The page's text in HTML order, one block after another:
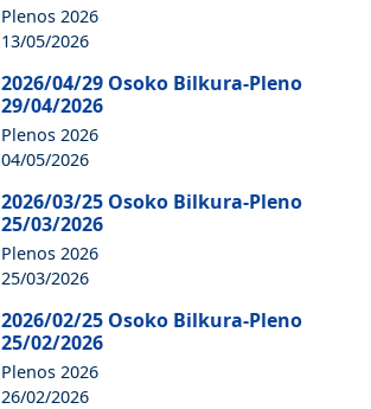
Plenos 2026
13/05/2026
2026/04/29 Osoko Bilkura-Pleno
29/04/2026
Plenos 2026
04/05/2026
2026/03/25 Osoko Bilkura-Pleno
25/03/2026
Plenos 2026
25/03/2026
2026/02/25 Osoko Bilkura-Pleno
25/02/2026
Plenos 2026
26/02/2026